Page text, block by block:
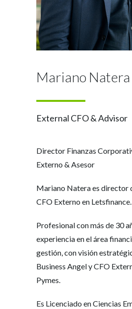
Mariano Natera
External CFO & Advisor
Director Finanzas
Externo & Asesor
Mariano Natera es director
CFO Externo en Letsfinance.
Profesional con más de 30
experiencia en el área
gestión, con visión
Business Angel y CFO
Pymes.
Es Licenciado en Ciencias